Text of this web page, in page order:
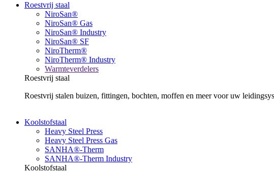
Roestvrij staal
NiroSan®
NiroSan® Gas
NiroSan® Industry
NiroSan® SF
NiroTherm®
NiroTherm® Industry
Warmteverdelers
Roestvrij staal
Roestvrij stalen buizen, fittingen, bochten, moffen en meer voor uw
Koolstofstaal
Heavy Steel Press
Heavy Steel Press Gas
SANHA®-Therm
SANHA®-Therm Industry
Koolstofstaal